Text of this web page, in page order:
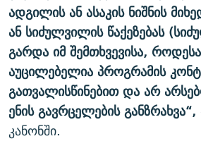
ადგილის ან ასაკის ნიშნის
ან სიძულვილის წაქეზებას
გარდა იმ შემთხვევისა,
აუცილებელია პროგრამის
გათვალისწინებით და არ
ენის გავრცელების განზრახვა“,
კანონში.